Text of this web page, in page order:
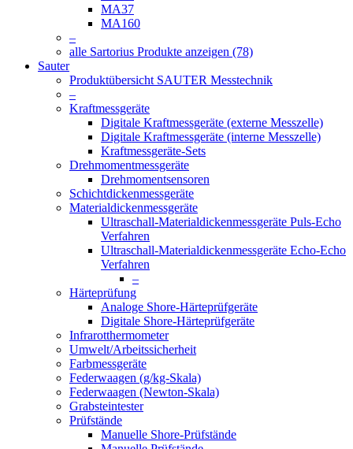
MA37
MA160
–
alle Sartorius Produkte anzeigen (78)
Sauter
Produktübersicht SAUTER Messtechnik
–
Kraftmessgeräte
Digitale Kraftmessgeräte (externe Messzelle)
Digitale Kraftmessgeräte (interne Messzelle)
Kraftmessgeräte-Sets
Drehmomentmessgeräte
Drehmomentsensoren
Schichtdickenmessgeräte
Materialdickenmessgeräte
Ultraschall-Materialdickenmessgeräte Puls-Echo
Verfahren
Ultraschall-Materialdickenmessgeräte Echo-Echo
Verfahren
–
Härteprüfung
Analoge Shore-Härteprüfgeräte
Digitale Shore-Härteprüfgeräte
Infrarotthermometer
Umwelt/Arbeitssicherheit
Farbmessgeräte
Federwaagen (g/kg-Skala)
Federwaagen (Newton-Skala)
Grabsteintester
Prüfstände
Manuelle Shore-Prüfstände